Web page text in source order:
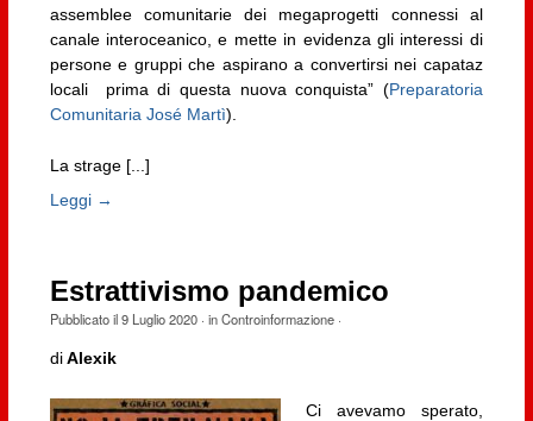
assemblee comunitarie dei megaprogetti connessi al
canale interoceanico, e mette in evidenza gli interessi di
persone e gruppi che aspirano a convertirsi nei capataz
locali prima di questa nuova conquista” (Preparatoria
Comunitaria José Martì).
La strage [...]
Leggi →
Estrattivismo pandemico
Pubblicato il9 Luglio 2020· inControinformazione·
diAlexik
Ci avevamo sperato,